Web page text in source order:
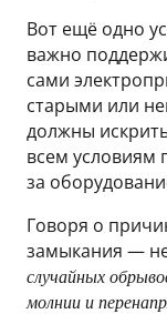
Вот ещё одно
важно
сами
старыми или
должны
всем условиям
за
Говоря о
замыкания —
случайных
молнии и